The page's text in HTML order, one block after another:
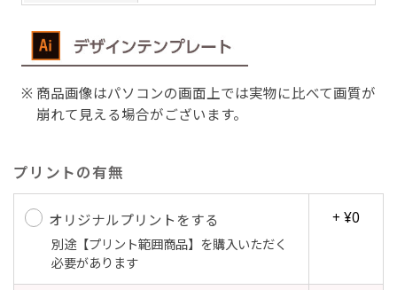
商品画像はパソコンの画面上では実物に比べて画質が
崩れて見える場合がございます。
プリントの有無
オリジナルプリントをする
別途【プリント範囲商品】を購入いただく
必要があります
+ ¥0
ールするもよし、両面同じデザインでアピールす
るもよしです！
お好みのサイズで縦幕・横幕の作成が可能です。
長辺が180cm以内、短辺が60cm以内であれば自
（※cm単位での指定でおねがいいたします。）
レギュラーのれんは横幕の上部にチチを5か所つ
けて疑似的にのれんのような幕をつくります。お